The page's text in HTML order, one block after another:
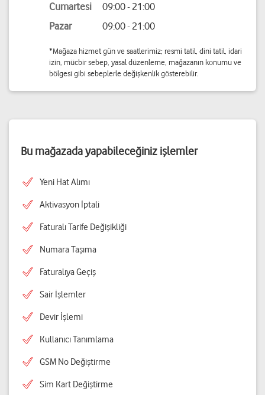
Cumartesi
09:00 - 21:00
Pazar
09:00 - 21:00
*Mağaza hizmet gün ve saatlerimiz; resmi tatil, dini tatil, idari
izin, mücbir sebep, yasal düzenleme, mağazanın konumu ve
bölgesi gibi sebeplerle değişkenlik gösterebilir.
Bu mağazada yapabileceğiniz işlemler
Yeni Hat Alımı
Aktivasyon İptali
Faturalı Tarife Değişikliği
Numara Taşıma
Faturalıya Geçiş
Sair İşlemler
Devir İşlemi
Kullanıcı Tanımlama
GSM No Değiştirme
Sim Kart Değiştirme